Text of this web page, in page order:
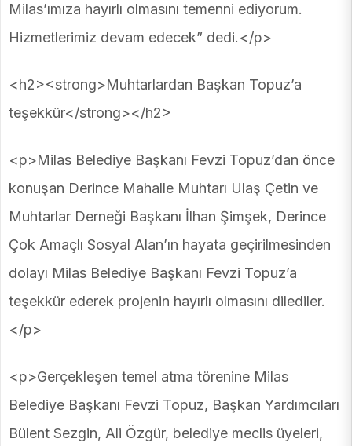
Milas’ımıza hayırlı olmasını temenni ediyorum.
Hizmetlerimiz devam edecek” dedi.</p>
<h2><strong>Muhtarlardan Başkan Topuz’a
teşekkür</strong></h2>
<p>Milas Belediye Başkanı Fevzi Topuz’dan önce
konuşan Derince Mahalle Muhtarı Ulaş Çetin ve
Muhtarlar Derneği Başkanı İlhan Şimşek, Derince
Çok Amaçlı Sosyal Alan’ın hayata geçirilmesinden
dolayı Milas Belediye Başkanı Fevzi Topuz’a
teşekkür ederek projenin hayırlı olmasını dilediler.
</p>
<p>Gerçekleşen temel atma törenine Milas
Belediye Başkanı Fevzi Topuz, Başkan Yardımcıları
Bülent Sezgin, Ali Özgür, belediye meclis üyeleri,